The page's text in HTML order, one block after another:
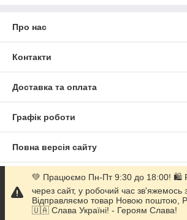
Про нас
Контакти
Доставка та оплата
Графік роботи
Повна версія сайту
Сайт створено на маркетплейсіProm.ua
Політика конфіденційності
💚 Працюємо Пн-Пт 9:30 до 18:00! 🛍
через сайт, у робочий час зв'яжемось
Відправляємо товар Новою поштою,
🇺🇦 Слава Україні! - Героям Слава!